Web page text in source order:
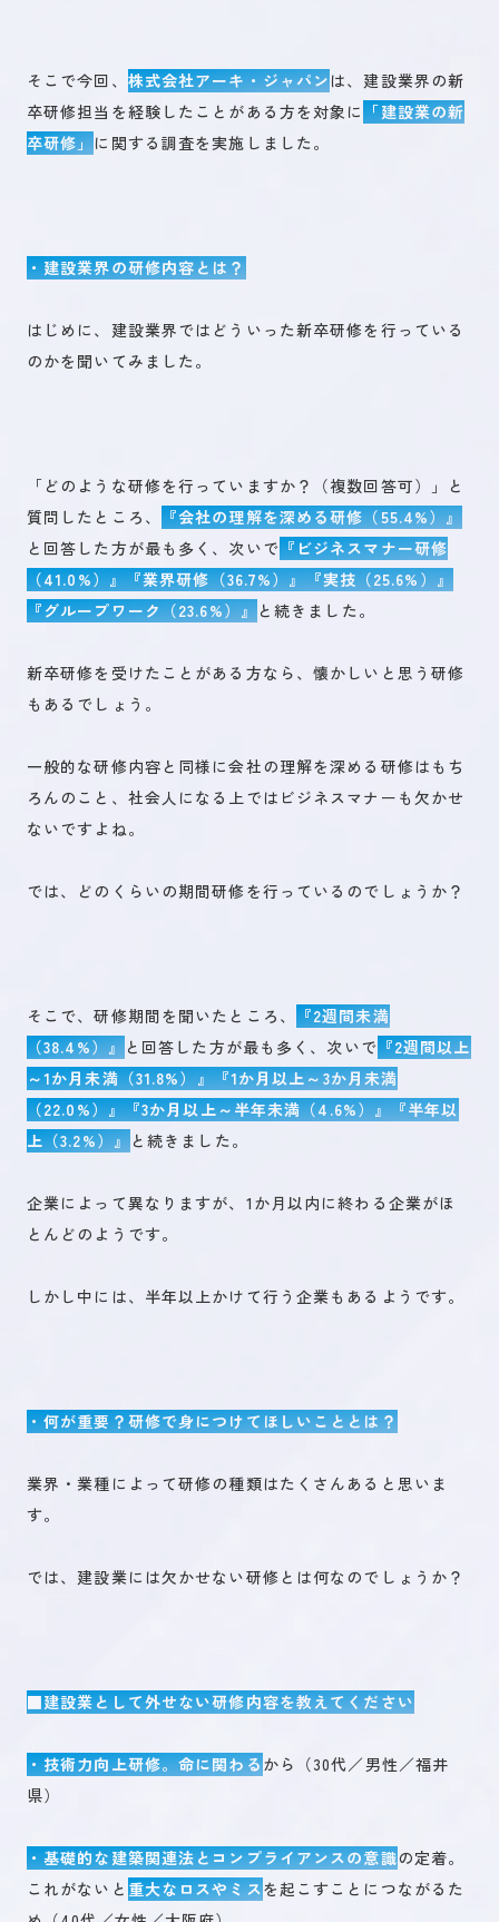
そこで今回、 株式会社アーキ・ジャパンは、建設業界の新
卒研修担当を経験したことがある方を対象に「建設業の新
卒研修」に関する調査を実施しました。
・建設業界の研修内容とは？
はじめに、建設業界ではどういった新卒研修を行っている
のかを聞いてみました。
「どのような研修を行っていますか？（複数回答可）」と
質問したところ、 『会社の理解を深める研修（55.4%）』
と回答した方が最も多く、次いで『ビジネスマナー研修
（41.0%）』『業界研修（36.7%）』『実技（25.6%）』
『グループワーク（23.6%）』と続きました。
新卒研修を受けたことがある方なら、懐かしいと思う研修
もあるでしょう。
一般的な研修内容と同様に会社の理解を深める研修はもち
ろんのこと、社会人になる上ではビジネスマナーも欠かせ
ないですよね。
では、どのくらいの期間研修を行っているのでしょうか？
そこで、研修期間を聞いたところ、 『2週間未満
（38.4%）』と回答した方が最も多く、次いで『2週間以上
～1か月未満（31.8%）』『1か月以上～3か月未満
（22.0%）』『3か月以上～半年未満（4.6%）』『半年以
上（3.2%）』と続きました。
企業によって異なりますが、1か月以内に終わる企業がほ
とんどのようです。
しかし中には、半年以上かけて行う企業もあるようです。
・何が重要？研修で身につけてほしいこととは？
業界・業種によって研修の種類はたくさんあると思いま
す。
では、建設業には欠かせない研修とは何なのでしょうか？
■建設業として外せない研修内容を教えてください
・技術力向上研修。命に関わるから（30代／男性／福井
県）
・基礎的な建築関連法とコンプライアンスの意識の定着。
これがないと 重大なロスやミスを起こすことにつながるた